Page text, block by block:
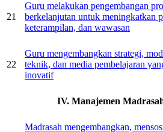
21
Guru melakukan pengembangan
berkelanjutan untuk meningkatkan
keterampilan, dan wawasan
22
Guru mengembangkan strategi,
teknik, dan media pembelajaran
inovatif
IV. Manajemen
Madrasah mengembangkan,